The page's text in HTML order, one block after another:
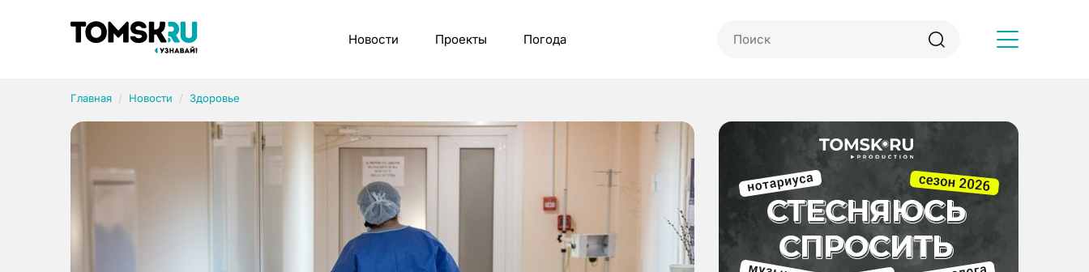
Новости Проекты Погода
Главная Новости Здоровье
Рубрики